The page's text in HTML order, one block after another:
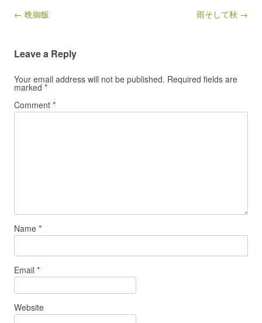
Post navigation
← 晩御飯 雨そして秋 →
Leave a Reply
Your email address will not be published. Required fields are
marked *
Comment *
Name *
Email *
Website